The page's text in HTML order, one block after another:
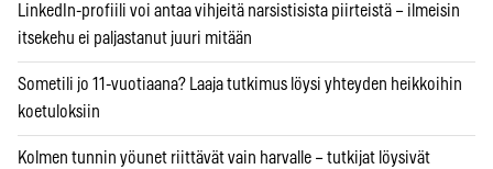
LinkedIn-profiili voi antaa vihjeitä narsistisista piirteistä – ilmeisin
itsekehu ei paljastanut juuri mitään
Sometili jo 11-vuotiaana? Laaja tutkimus löysi yhteyden heikkoihin
koetuloksiin
Kolmen tunnin yöunet riittävät vain harvalle – tutkijat löysivät